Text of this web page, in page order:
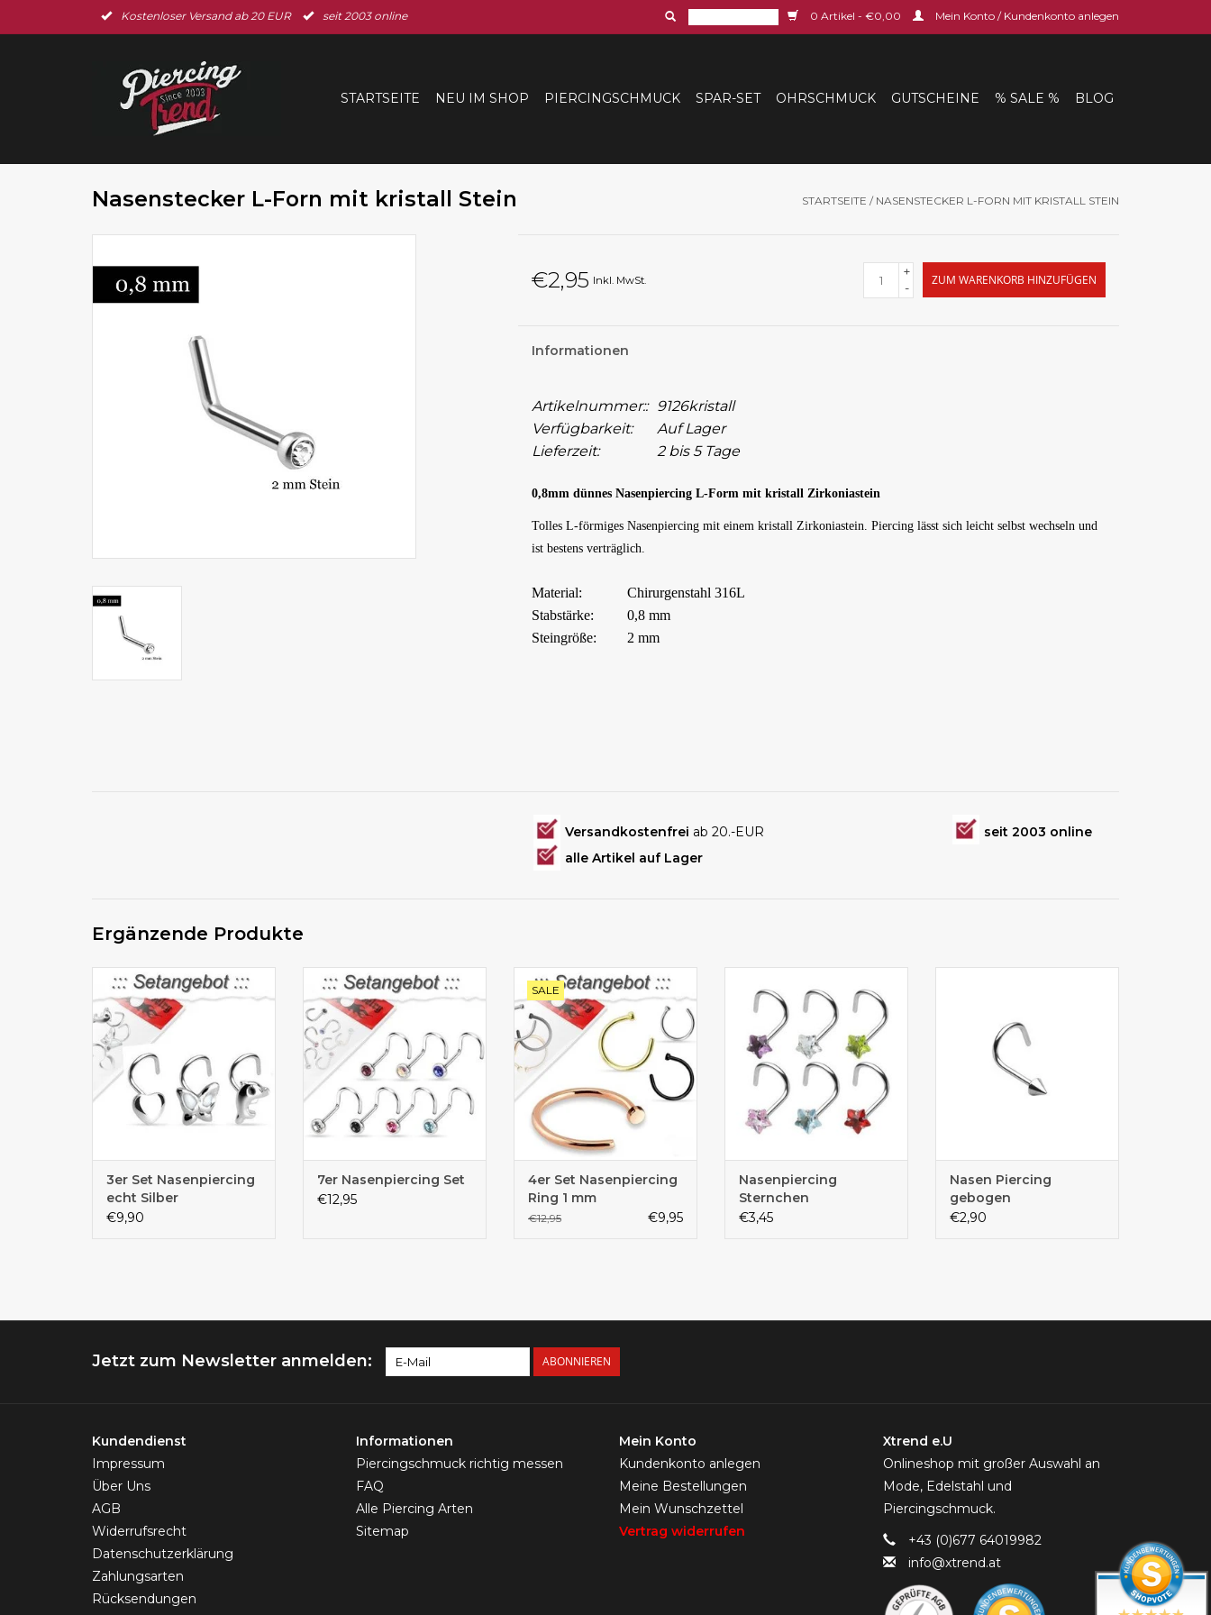
Kostenloser Versand ab 20 EUR seit 2003 online 0 Artikel - €0,00 Mein Konto / Kundenkonto anlegen
STARTSEITE NEU IM SHOP PIERCINGSCHMUCK SPAR-SET OHRSCHMUCK GUTSCHEINE % SALE % BLOG
Nasenstecker L-Forn mit kristall Stein STARTSEITE / NASENSTECKER L-FORN MIT KRISTALL STEIN
€2,95 Inkl. MwSt.
+
-
ZUM WARENKORB HINZUFÜGEN
Informationen
Artikelnummer::
9126kristall
Verfügbarkeit:
Auf Lager
Lieferzeit:
2 bis 5 Tage
0,8mm dünnes Nasenpiercing L-Form mit kristall Zirkoniastein
Tolles L-förmiges Nasenpiercing mit einem kristall Zirkoniastein. Piercing lässt sich leicht selbst wechseln und
ist bestens verträglich.
Material:
Chirurgenstahl 316L
Stabstärke:
0,8 mm
Steingröße:
2 mm
Versandkostenfrei ab 20.-EUR
seit 2003 online
alle Artikel auf Lager
Ergänzende Produkte
3er Set Angebot Nasenpiercing
3er Set Nasenpiercing
echt Silber
€9,90
Nasenpiercing Set gebogen
7er Nasenpiercing Set
€12,95
SALE
Tolles Setangebot 4 Stk
Nasenpiercingringe
4er Set Nasenpiercing
Ring 1 mm
€12,95 €9,95
Halt
Nasenpiercing
Sternchen
€3,45
Nasen Piercing
gebogen
€2,90
Jetzt zum Newsletter anmelden: ABONNIEREN
Kundendienst
Impressum
Über Uns
AGB
Widerrufsrecht
Datenschutzerklärung
Zahlungsarten
Rücksendungen
Informationen
Piercingschmuck richtig messen
FAQ
Alle Piercing Arten
Sitemap
Mein Konto
Kundenkonto anlegen
Meine Bestellungen
Mein Wunschzettel
Vertrag widerrufen
Xtrend e.U
Onlineshop mit großer Auswahl an
Mode, Edelstahl und
Piercingschmuck.
+43 (0)677 64019982
info@xtrend.at